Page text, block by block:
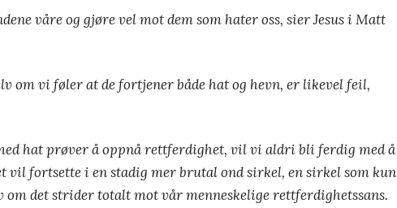
våre og gjøre vel mot dem som hater oss, sier Jesus i Matt
om vi føler at de fortjener både hat og hevn, er likevel feil,
hat prøver å oppnå rettferdighet, vil vi aldri bli ferdig med å
vil fortsette i en stadig mer brutal ond sirkel, en sirkel som kun
det strider totalt mot vår menneskelige rettferdighetssans.